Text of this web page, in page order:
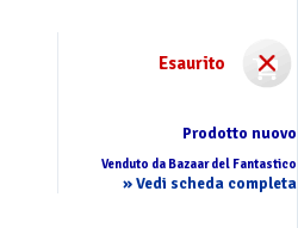
Esaurito
Prodotto nuovo
Venduto da Bazaar del Fantastico
» Vedi scheda completa